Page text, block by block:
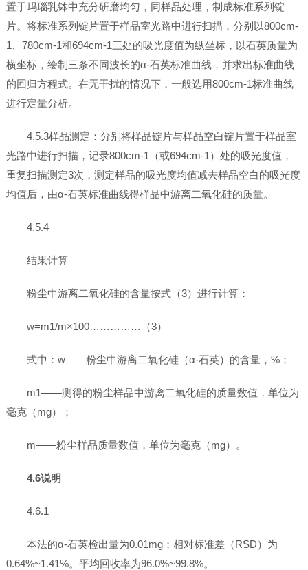
置于玛瑙乳钵中充分研磨均匀，同样品处理，制成标准系列锭
片。将标准系列锭片置于样品室光路中进行扫描，分别以800cm-
1、780cm-1和694cm-1三处的吸光度值为纵坐标，以石英质量为
横坐标，绘制三条不同波长的α-石英标准曲线，并求出标准曲线
的回归方程式。在无干扰的情况下，一般选用800cm-1标准曲线
进行定量分析。
4.5.3样品测定：分别将样品锭片与样品空白锭片置于样品室
光路中进行扫描，记录800cm-1（或694cm-1）处的吸光度值，
重复扫描测定3次，测定样品的吸光度均值减去样品空白的吸光度
均值后，由α-石英标准曲线得样品中游离二氧化硅的质量。
4.5.4
结果计算
粉尘中游离二氧化硅的含量按式（3）进行计算：
w=m1/m×100……………（3）
式中：w——粉尘中游离二氧化硅（α-石英）的含量，%；
m1——测得的粉尘样品中游离二氧化硅的质量数值，单位为
毫克（mg）；
m——粉尘样品质量数值，单位为毫克（mg）。
4.6说明
4.6.1
本法的α-石英检出量为0.01mg；相对标准差（RSD）为
0.64%~1.41%。平均回收率为96.0%~99.8%。